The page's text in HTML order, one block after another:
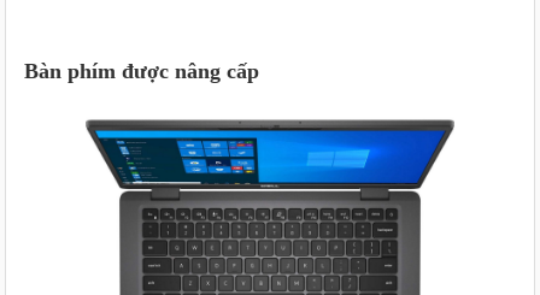
Bàn phím được nâng cấp